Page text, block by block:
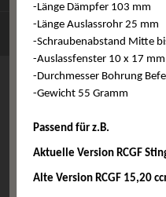
-Länge Dämpfer 103 mm
-Länge Auslassrohr 25 mm
-Schraubenabstand Mitte
-Auslassfenster 10 x 17 mm
-Durchmesser Bohrung
-Gewicht 55 Gramm
Passend für z.B.
Aktuelle Version RCGF
Alte Version RCGF 15,20